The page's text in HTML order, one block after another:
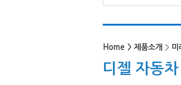
Home > 제품소개 > 미
디젤 자동차